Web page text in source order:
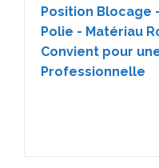
Position Blocage
Polie - Matériau
Convient pour
Professionnelle